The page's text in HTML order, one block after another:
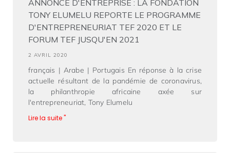
ANNONCE D'ENTREPRISE : LA FONDATION
TONY ELUMELU REPORTE LE PROGRAMME
D'ENTREPRENEURIAT TEF 2020 ET LE
FORUM TEF JUSQU'EN 2021
2 AVRIL 2020
français | Arabe | Portugais En réponse à la crise
actuelle résultant de la pandémie de coronavirus,
la philanthropie africaine axée sur
l'entrepreneuriat, Tony Elumelu
Lire la suite "